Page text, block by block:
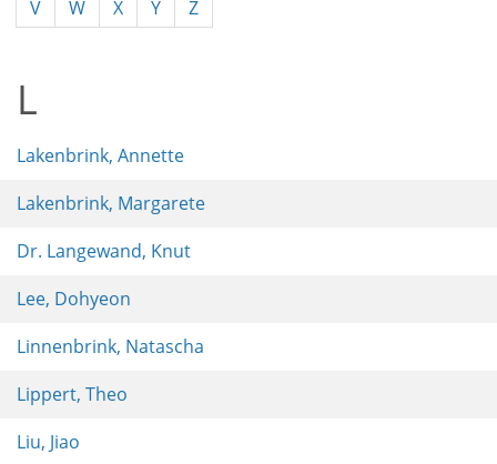
V
W X Y Z
L
Lakenbrink, Annette
Lakenbrink, Margarete
Dr. Langewand, Knut
Lee, Dohyeon
Linnenbrink, Natascha
Lippert, Theo
Liu, Jiao